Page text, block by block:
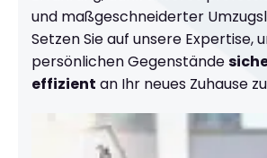
und maßgeschneiderter
Setzen Sie auf unsere Expertise,
persönlichen Gegenstände
effizient an Ihr neues Zuhause